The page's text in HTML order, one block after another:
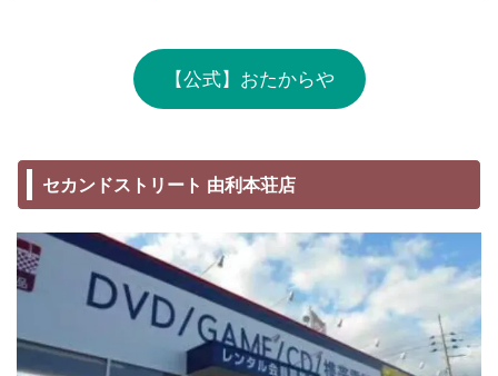
【公式】おたからや
セカンドストリート 由利本荘店